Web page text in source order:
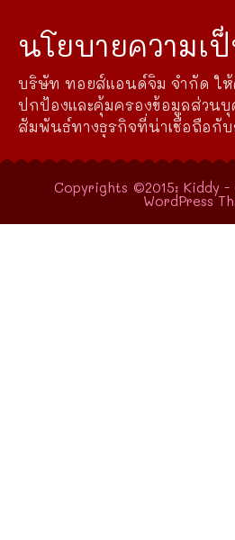
นโยบายความเ
บริษัท ทอยส์แอนด์จิม จำกัด ใ
ปกป้องและคุ้มครองข้อมูลส่วนบุ
สัมพันธ์ทางธุรกิจที่น่าเชื่อถือกั
Copyrights ©2015: Kiddy -
WordPress